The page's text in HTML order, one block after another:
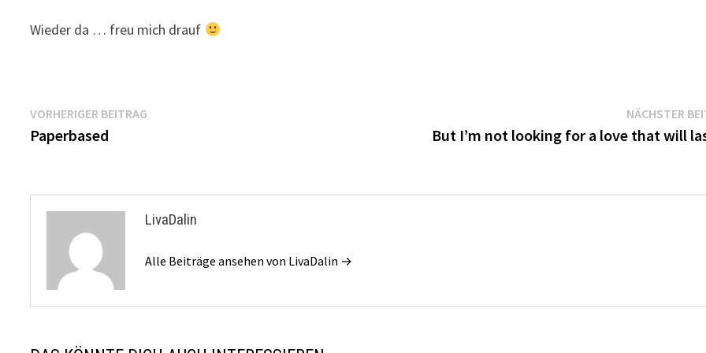
Wieder da … freu mich drauf
Beitragsnavigation
VORHERIGER BEITRAG
Paperbased
NÄCHSTER
But I’m not looking for a love that will
LivaDalin
Alle Beiträge ansehen von LivaDalin →